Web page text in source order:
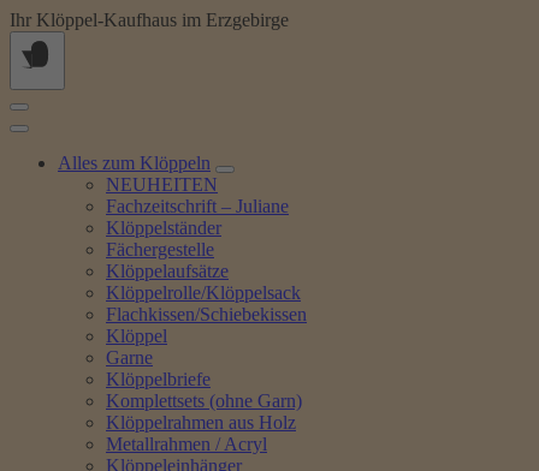
Springe
zum
Inhalt
Ihr Klöppel-Kaufhaus im Erzgebirge
Alles zum Klöppeln
NEUHEITEN
Fachzeitschrift – Juliane
Klöppelständer
Fächergestelle
Klöppelaufsätze
Klöppelrolle/Klöppelsack
Flachkissen/Schiebekissen
Klöppel
Garne
Klöppelbriefe
Komplettsets (ohne Garn)
Klöppelrahmen aus Holz
Metallrahmen / Acryl
Klöppeleinhänger